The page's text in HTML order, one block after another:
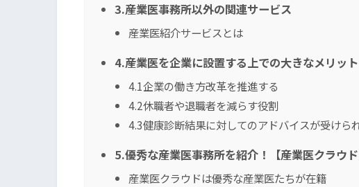
3.産業医事務所以外の関連サービス
産業医紹介サービスとは
4.産業医を企業に設置する上での大きなメリット
4.1企業の働き方改革を推進する
4.2休職者や退職者を減らす役割
4.3健康診断結果に対してのアドバイスが受けら
5.優秀な産業医事務所を紹介！【産業医クラウド
産業医クラウドは優秀な産業医たちが在籍